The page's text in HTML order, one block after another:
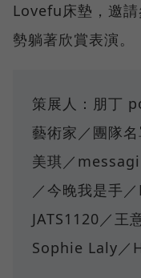
Lovefu床墊，邀
勢躺著欣賞表演。
策展人：朋丁
藝術家／團隊
美琪／
／今晚我是手
JATS1120／王
Sophie Laly／